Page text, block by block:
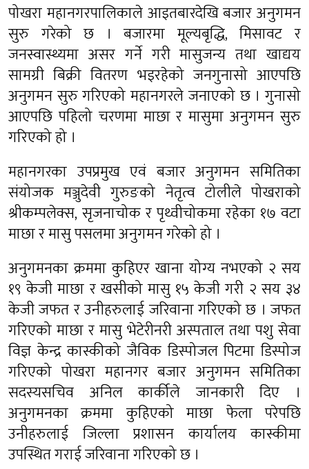
पोखरा महानगरपालिकाले आइतबारदेखि बजार अनुगमन
सुरु गरेको छ । बजारमा मूल्यबृद्धि, मिसावट र
जनस्वास्थ्यमा असर गर्ने गरी मासुजन्य तथा खाद्यय
सामग्री बिक्री वितरण भइरहेको जनगुनासो आएपछि
अनुगमन सुरु गरिएको महानगरले जनाएको छ । गुनासो
आएपछि पहिलो चरणमा माछा र मासुमा अनुगमन सुरु
गरिएको हो ।
महानगरका उपप्रमुख एवं बजार अनुगमन समितिका
संयोजक मञ्जुदेवी गुरुङको नेतृत्व टोलीले पोखराको
श्रीकम्पलेक्स, सृजनाचोक र पृथ्वीचोकमा रहेका १७ वटा
माछा र मासु पसलमा अनुगमन गरेको हो ।
अनुगमनका क्रममा कुहिएर खाना योग्य नभएको २ सय
१९ केजी माछा र खसीको मासु १५ केजी गरी २ सय ३४
केजी जफत र उनीहरुलाई जरिवाना गरिएको छ । जफत
गरिएको माछा र मासु भेटेरीनरी अस्पताल तथा पशु सेवा
विज्ञ केन्द्र कास्कीको जैविक डिस्पोजल पिटमा डिस्पोज
गरिएको पोखरा महानगर बजार अनुगमन समितिका
सदस्यसचिव अनिल कार्कीले जानकारी दिए ।
अनुगमनका क्रममा कुहिएको माछा फेला परेपछि
उनीहरुलाई जिल्ला प्रशासन कार्यालय कास्कीमा
उपस्थित गराई जरिवाना गरिएको छ ।